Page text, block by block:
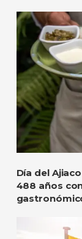
Día del
488 años